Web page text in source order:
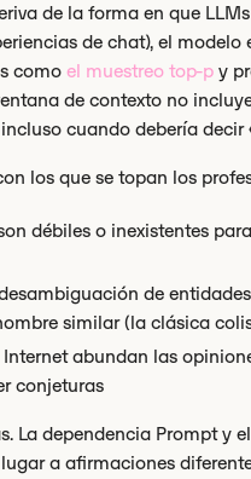
de la forma en que
de chat), el
como el muestreo top-p y
de contexto no
cuando debería decir
los que se topan los
débiles o inexistentes
de
similar (la clásica
abundan las
conjeturas
La dependencia Prompt y
a afirmaciones